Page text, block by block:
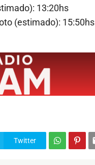
13:20hs
(estimado): 15:50hs
Twitter